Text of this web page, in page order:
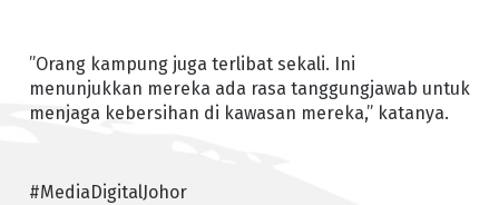
”Orang kampung juga terlibat sekali. Ini
menunjukkan mereka ada rasa tanggungjawab untuk
menjaga kebersihan di kawasan mereka,” katanya.
#MediaDigitalJohor